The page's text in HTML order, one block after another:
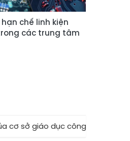
chế linh kiện
các trung tâm
công lập ★ Tạo nền